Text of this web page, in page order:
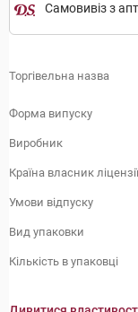
Самовивіз з
Торгівельна назва
Форма випуску
Виробник
Країна власник ліцензії
Умови відпуску
Вид упаковки
Кількість в упаковці